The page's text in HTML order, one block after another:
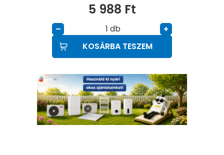
5 988 Ft
– db
+
KOSÁRBA TESZEM